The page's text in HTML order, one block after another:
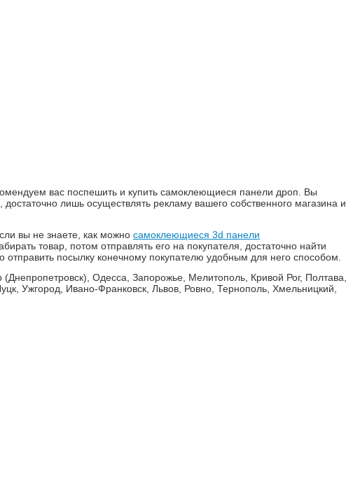
вас поспешить и купить самоклеющиеся панели дроп. Вы
лишь осуществлять рекламу вашего собственного магазина и
вы не знаете, как можно самоклеющиеся 3d панели
товар, потом отправлять его на покупателя, достаточно найти
посылку конечному покупателю удобным для него способом.
Одесса, Запорожье, Мелитополь, Кривой Рог, Полтава,
Ужгород, Ивано-Франковск, Львов, Ровно, Тернополь, Хмельницкий,